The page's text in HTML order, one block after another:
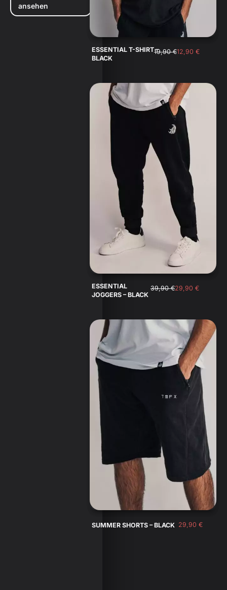
ansehen
ESSENTIAL T-SHIRT –
BLACK
19,90€12,90 €
ESSENTIAL
JOGGERS – BLACK
39,90€29,90 €
SUMMER SHORTS – BLACK 29,90€